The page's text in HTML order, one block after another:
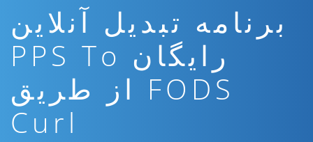
برنامه تبدیل آنلاین
رایگان PPS To
FODS از طریق
Curl